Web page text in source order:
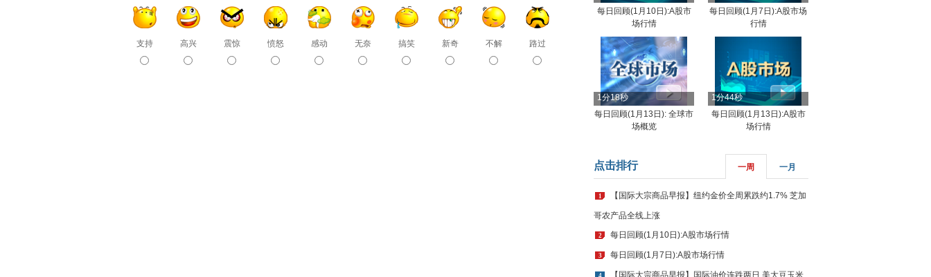
支持 高兴 震惊 愤怒 感动 无奈 搞笑 新奇 不解 路过
每日回顾(1月10日):A股市
场行情
每日回顾(1月7日):A股市场
行情
1分18秒
每日回顾(1月13日): 全球市
场概览
1分44秒
每日回顾(1月13日):A股市
场行情
点击排行 一周 一月
1 【国际大宗商品早报】纽约金价全周累跌约1.7% 芝加
哥农产品全线上涨
2 每日回顾(1月10日):A股市场行情
3 每日回顾(1月7日):A股市场行情
4 【国际大宗商品早报】国际油价连跌两日 美大豆玉米